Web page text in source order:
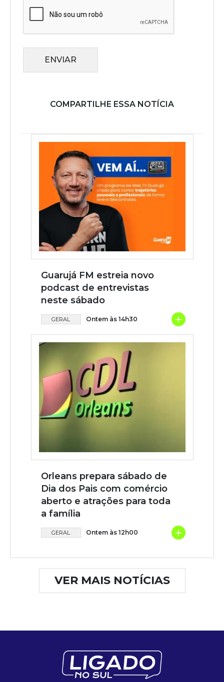
ENVIAR
COMPARTILHE ESSA NOTÍCIA
Guarujá FM estreia novo
podcast de entrevistas
neste sábado
GERAL Ontem às 14h30 +
Orleans prepara sábado de
Dia dos Pais com comércio
aberto e atrações para toda
a família
GERAL Ontem às 12h00 +
VER MAIS NOTÍCIAS